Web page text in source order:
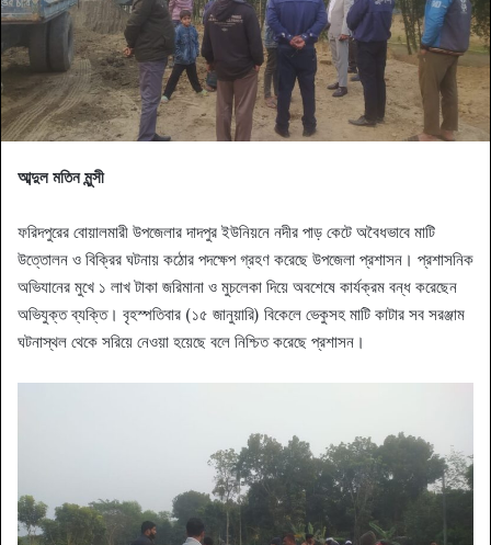
আব্দুল মতিন মুন্সী
​ফরিদপুরের বোয়ালমারী উপজেলার দাদপুর ইউনিয়নে নদীর পাড় কেটে অবৈধভাবে মাটি
উত্তোলন ও বিক্রির ঘটনায় কঠোর পদক্ষেপ গ্রহণ করেছে উপজেলা প্রশাসন। প্রশাসনিক
অভিযানের মুখে ১ লাখ টাকা জরিমানা ও মুচলেকা দিয়ে অবশেষে কার্যক্রম বন্ধ করেছেন
অভিযুক্ত ব্যক্তি। বৃহস্পতিবার (১৫ জানুয়ারি) বিকেলে ভেকুসহ মাটি কাটার সব সরঞ্জাম
ঘটনাস্থল থেকে সরিয়ে নেওয়া হয়েছে বলে নিশ্চিত করেছে প্রশাসন।